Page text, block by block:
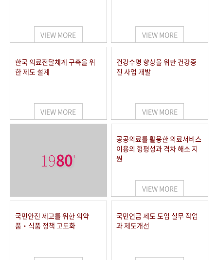
VIEW MORE VIEW MORE
한국 의료전달체계 구축을 위
한 제도 설계
VIEW MORE
건강수명 향상을 위한 건강증
진 사업 개발
VIEW MORE
1980'
공공의료를 활용한 의료서비스
이용의 형평성과 격차 해소 지
원
VIEW MORE
국민안전 제고를 위한 의약
품‧식품 정책 고도화
국민연금 제도 도입 실무 작업
과 제도개선